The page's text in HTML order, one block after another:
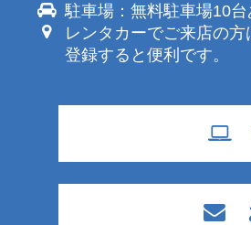
駐車場：無料駐車場10台
レンタカーでご来店の
登録すると便利です。